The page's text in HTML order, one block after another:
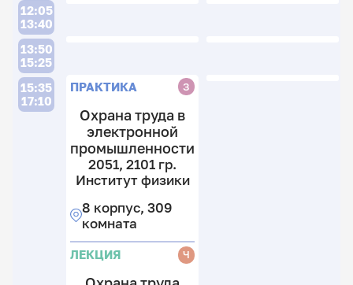
12:05
13:40
13:50
15:25
15:35
17:10
ПРАКТИКА З
Охрана труда в
электронной
промышленности
2051, 2101 гр.
Институт физики
8 корпус, 309
комната
ЛЕКЦИЯ Ч